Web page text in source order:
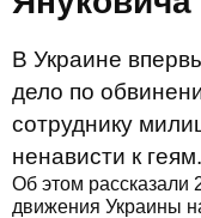
В Украине
дело по
сотруднику
ненависти к геям.
Об этом рассказали
движения Украины